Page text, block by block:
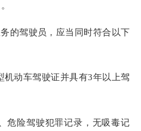
驾驶员，应当同时符合以下
动车驾驶证并具有3年以上驾
险驾驶犯罪记录，无吸毒记